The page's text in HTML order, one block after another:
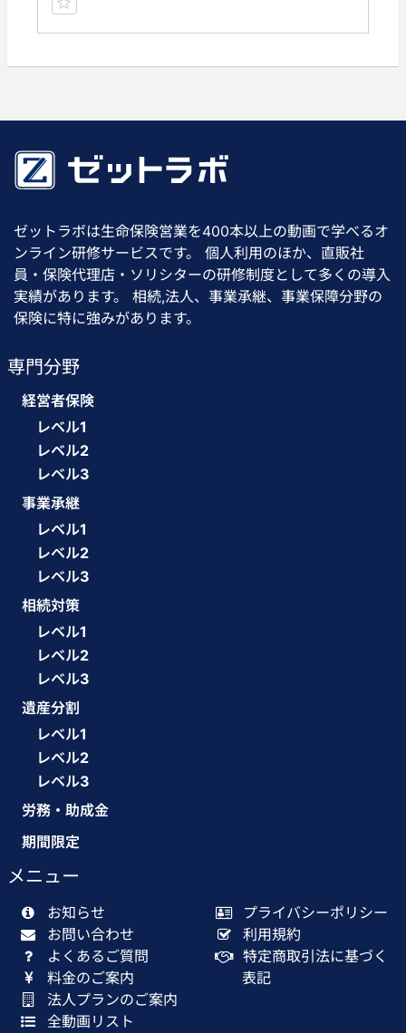
ゼットラボは生命保険営業を400本以上の動画で学べるオ
ンライン研修サービスです。 個人利用のほか、直販社
員・保険代理店・ソリシターの研修制度として多くの導入
実績があります。 相続,法人、事業承継、事業保障分野の
保険に特に強みがあります。
専門分野
経営者保険
レベル1
レベル2
レベル3
事業承継
レベル1
レベル2
レベル3
相続対策
レベル1
レベル2
レベル3
遺産分割
レベル1
レベル2
レベル3
労務・助成金
期間限定
メニュー
お知らせ
お問い合わせ
よくあるご質問
料金のご案内
法人プランのご案内
全動画リスト
プライバシーポリシー
利用規約
特定商取引法に基づく
表記